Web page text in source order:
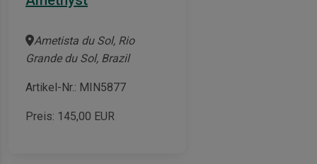
Ametista du Sol, Rio
Grande du Sol, Brazil
Artikel-Nr.: MIN5877
Preis: 145,00 EUR